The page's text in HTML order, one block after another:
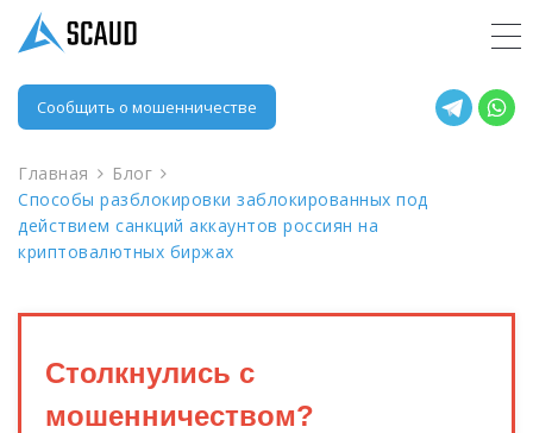
Сообщить о мошенничестве
Главная
Блог
Способы разблокировки заблокированных под
действием санкций аккаунтов россиян на
криптовалютных биржах
Столкнулись с
мошенничеством?